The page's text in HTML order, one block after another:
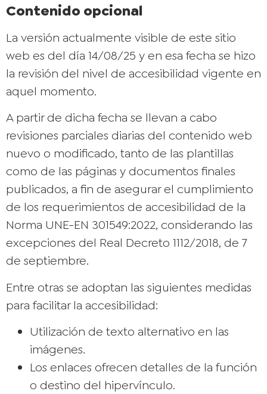
Contenido opcional
La versión actualmente visible de este sitio
web es del día 14/08/25 y en esa fecha se hizo
la revisión del nivel de accesibilidad vigente en
aquel momento.
A partir de dicha fecha se llevan a cabo
revisiones parciales diarias del contenido web
nuevo o modificado, tanto de las plantillas
como de las páginas y documentos finales
publicados, a fin de asegurar el cumplimiento
de los requerimientos de accesibilidad de la
Norma UNE-EN 301549:2022, considerando las
excepciones del Real Decreto 1112/2018, de 7
de septiembre.
Entre otras se adoptan las siguientes medidas
para facilitar la accesibilidad:
Utilización de texto alternativo en las
imágenes.
Los enlaces ofrecen detalles de la función
o destino del hipervínculo.